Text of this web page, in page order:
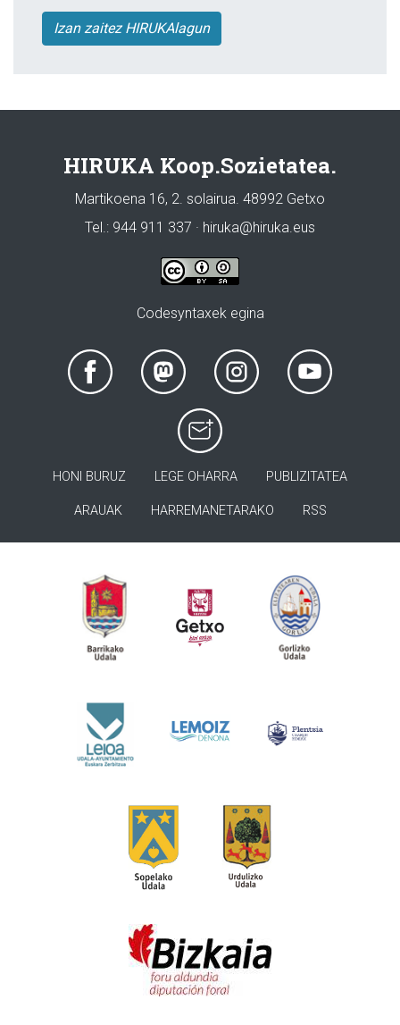
Izan zaitez HIRUKAlagun
HIRUKA Koop.Sozietatea.
Martikoena 16, 2. solairua. 48992 Getxo
Tel.: 944 911 337 · hiruka@hiruka.eus
Codesyntaxek egina
HONI BURUZ LEGE OHARRA PUBLIZITATEA
ARAUAK HARREMANETARAKO RSS